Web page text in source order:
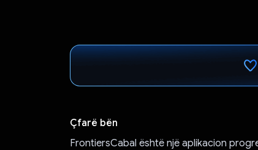
Çfarë bën
FrontiersCabal është një aplikacion